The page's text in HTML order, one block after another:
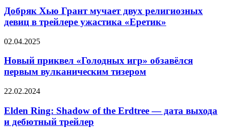
Робби
в
эпика
Грант
мучает
двух
девиц
трейлере
ужастика
Добряк Хью Грант мучает двух религиозных
девиц в трейлере ужастика «Еретик»
Новый
«Голодных
обзавёлся
вулканическим
02.04.2025
Новый приквел «Голодных игр» обзавёлся
первым вулканическим тизером
Elden
Shadow
of
the
22.02.2024
Elden Ring: Shadow of the Erdtree — дата выхода
и дебютный трейлер